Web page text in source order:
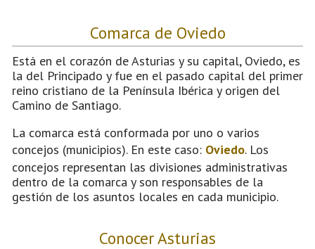
Comarca de Oviedo
Está en el corazón de Asturias y su capital, Oviedo, es
la del Principado y fue en el pasado capital del primer
reino cristiano de la Península Ibérica y origen del
Camino de Santiago.
La comarca está conformada por uno o varios
concejos (municipios). En este caso: Oviedo. Los
concejos representan las divisiones administrativas
dentro de la comarca y son responsables de la
gestión de los asuntos locales en cada municipio.
Conocer Asturias